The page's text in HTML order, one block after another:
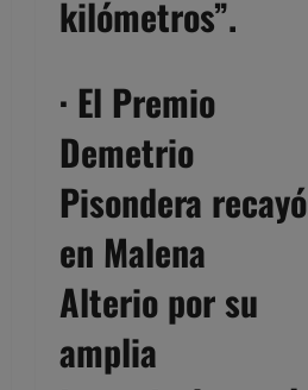
kilómetros”.
· El Premio
Demetrio
Pisondera recayó
en Malena
Alterio por su
amplia